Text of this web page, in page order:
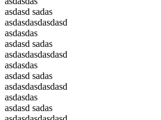
asdasd sadas
asdasdasdasdasd
asdasdas
asdasd sadas
asdasdasdasdasd
asdasdas
asdasd sadas
asdasdasdasdasd
asdasdas
asdasd sadas